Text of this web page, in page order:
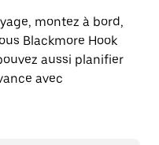
montez à bord,
Blackmore Hook
aussi planifier
avec